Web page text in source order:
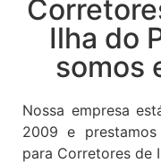
Ilha do
somos
Nossa empresa
2009 e
para Corretores de